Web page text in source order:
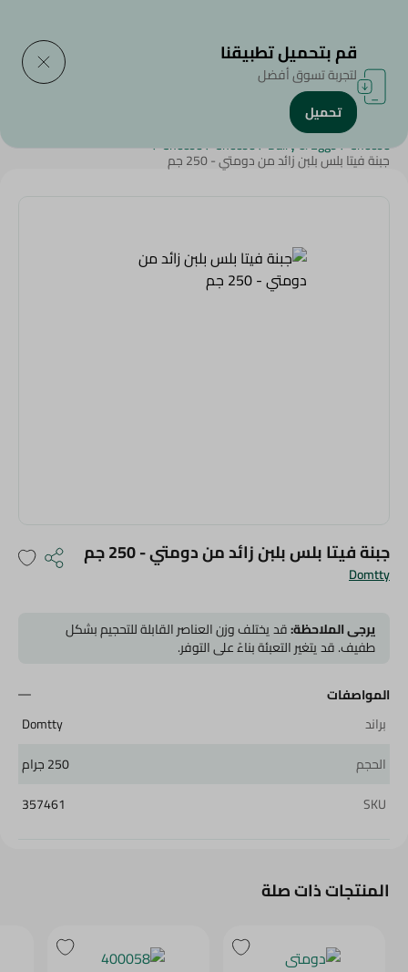
الرئيسية/الجبن,منتجات الألبان والبيض
Cheese
/
Dairy & Eggs
/
Cheese
/
Cheese
/
جبنة فيتا بلس بلبن زائد من دومتي - 250 جم
Domtty
جبنة فيتا بلس بلبن زائد من دومتي - 250 جم
يرجى الملاحظة:قد يختلف وزن العناصر القابلة للتحجيم بشكل
طفيف. قد يتغير التعبئة بناءً على التوفر.
المواصفات
براند
Domtty
الحجم
250 جرام
SKU
357461
المنتجات ذات صلة
قم بتحميل تطبيقنا
لتجربة تسوق أفضل
تحميل